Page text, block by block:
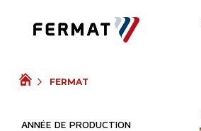
FERMAT
ANNÉE DE PRODUCTION